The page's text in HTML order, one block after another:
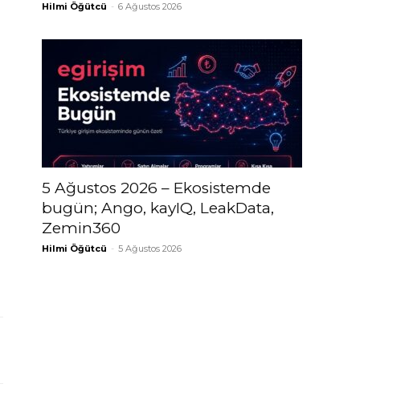
Hilmi Öğütcü - 6 Ağustos 2026
5 Ağustos 2026 – Ekosistemde
bugün; Ango, kayIQ, LeakData,
Zemin360
Hilmi Öğütcü - 5 Ağustos 2026